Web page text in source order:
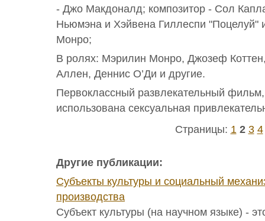
- Джо Макдоналд; композитор - Сол
Ньюмэна и Хэйвена Гиллеспи "Поцелуй"
Монро;
В ролях: Мэрилин Монро, Джозеф
Аллен, Деннис О’Ди и другие.
Первоклассный развлекательный
использована сексуальная
Страницы: 1 2 3 4
Другие публикации:
Субъекты культуры и социальный
производства
Субъект культуры (на научном языке) -